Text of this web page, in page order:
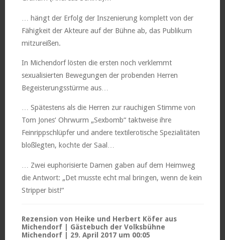
… hängt der Erfolg der Inszenierung komplett von der
Fähigkeit der Akteure auf der Bühne ab, das Publikum
mitzureißen.
In Michendorf lösten die ersten noch verklemmt
sexualisierten Bewegungen der probenden Herren
Begeisterungsstürme aus…
… Spätestens als die Herren zur rauchigen Stimme von
Tom Jones‘ Ohrwurm „Sexbomb“ taktweise ihre
Feinrippschlüpfer und andere textilerotische Spezialitäten
bloßlegten, kochte der Saal…
… Zwei euphorisierte Damen gaben auf dem Heimweg
die Antwort: „Det musste echt mal bringen, wenn de kein
Stripper bist!“
Rezension von Heike und Herbert Köfer aus
Michendorf | Gästebuch der Volksbühne
Michendorf | 29. April 2017 um 00:05